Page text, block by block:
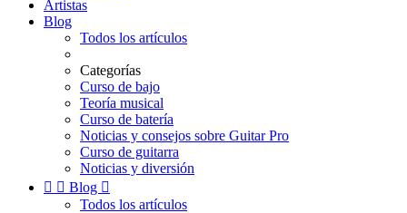
Artistas
Blog
Todos los artículos
Categorías
Curso de bajo
Teoría musical
Curso de batería
Noticias y consejos sobre Guitar Pro
Curso de guitarra
Noticias y diversión
  Blog 
Todos los artículos